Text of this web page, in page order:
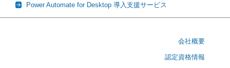
Power Automate for Desktop 導入支援サービス
会社概要
認定資格情報